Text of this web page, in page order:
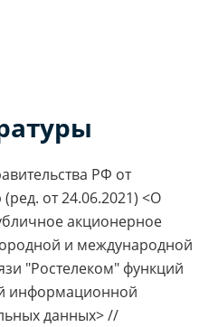
РФ от
от 24.06.2021) <О
акционерное
и международной
"Ростелеком" функций
информационной
данных> //